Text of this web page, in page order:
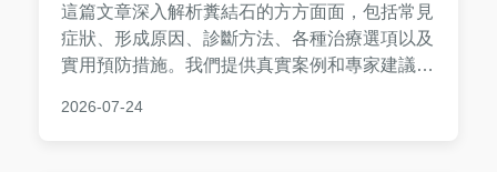
這篇文章深入解析糞結石的方方面面，包括常見
症狀、形成原因、診斷方法、各種治療選項以及
實用預防措施。我們提供真實案例和專家建議，
所需信息。從飲食調整到醫療介入，覆蓋所有實
2026-07-24